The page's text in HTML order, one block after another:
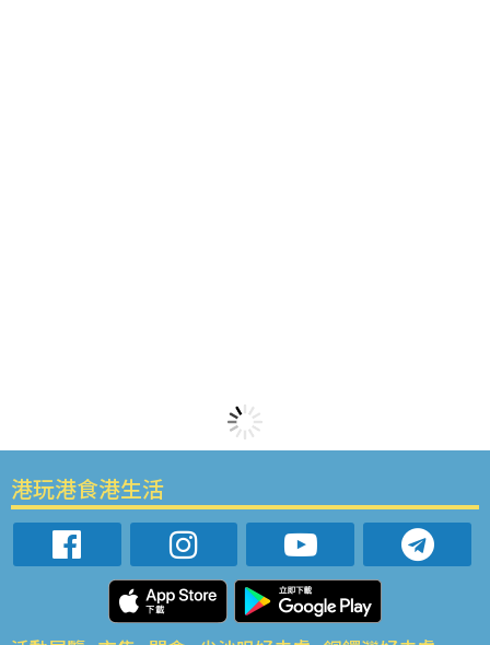
港玩港食港生活